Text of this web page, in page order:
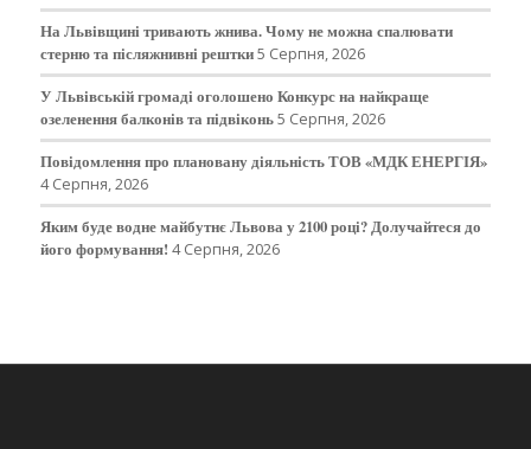
На Львівщині тривають жнива. Чому не можна спалювати
стерню та післяжнивні рештки5 Серпня, 2026
У Львівській громаді оголошено Конкурс на найкраще
озеленення балконів та підвіконь5 Серпня, 2026
Повідомлення про плановану діяльність ТОВ «МДК ЕНЕРГІЯ»
4 Серпня, 2026
Яким буде водне майбутнє Львова у 2100 році? Долучайтеся до
його формування! 4 Серпня, 2026